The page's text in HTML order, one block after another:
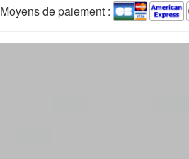
Moyens de paiement :